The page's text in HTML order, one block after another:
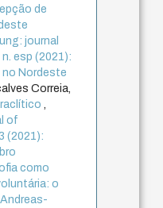
de
journal
esp (2021):
Nordeste
Correia,
of
(2021):
como
o